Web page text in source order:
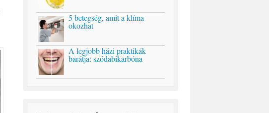
5 betegség, amit a klíma
okozhat
A legjobb házi praktikák
barátja: szódabikarbóna